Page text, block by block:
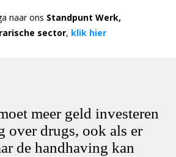
naar ons Standpunt Werk,
sector, klik hier
meer geld investeren
over drugs, ook als er
de handhaving kan